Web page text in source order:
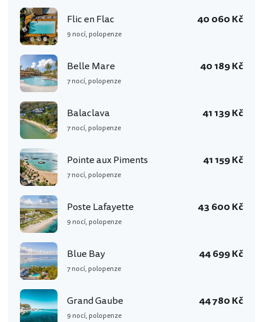
Flic en Flac
9 nocí, polopenze
40 060 Kč
Belle Mare
7 nocí, polopenze
40 189 Kč
Balaclava
7 nocí, polopenze
41 139 Kč
Pointe aux Piments
7 nocí, polopenze
41 159 Kč
Poste Lafayette
9 nocí, polopenze
43 600 Kč
Blue Bay
7 nocí, polopenze
44 699 Kč
Grand Gaube
9 nocí, polopenze
44 780 Kč